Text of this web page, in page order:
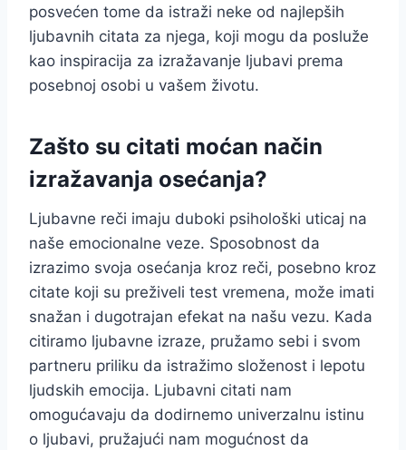
posvećen tome da istraži neke od najlepših
ljubavnih citata za njega, koji mogu da posluže
kao inspiracija za izražavanje ljubavi prema
posebnoj osobi u vašem životu.
Zašto su citati moćan način
izražavanja osećanja?
Ljubavne reči imaju duboki psihološki uticaj na
naše emocionalne veze. Sposobnost da
izrazimo svoja osećanja kroz reči, posebno kroz
citate koji su preživeli test vremena, može imati
snažan i dugotrajan efekat na našu vezu. Kada
citiramo ljubavne izraze, pružamo sebi i svom
partneru priliku da istražimo složenost i lepotu
ljudskih emocija. Ljubavni citati nam
omogućavaju da dodirnemo univerzalnu istinu
o ljubavi, pružajući nam mogućnost da